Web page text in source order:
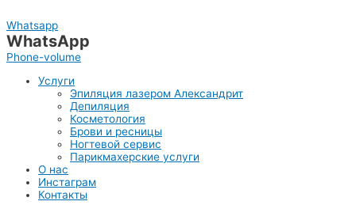
к
содержимому
Whatsapp
WhatsApp
Phone-volume
Услуги
Эпиляция лазером Александрит
Депиляция
Косметология
Брови и ресницы
Ногтевой сервис
Парикмахерские услуги
О нас
Инстаграм
Контакты